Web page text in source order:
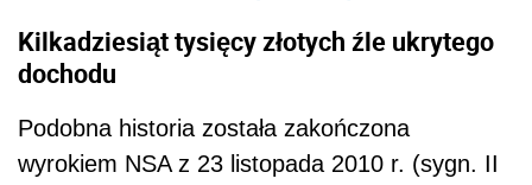
Kilkadziesiąt tysięcy złotych źle ukrytego
dochodu
Podobna historia została zakończona
wyrokiem NSA z 23 listopada 2010 r. (sygn. II